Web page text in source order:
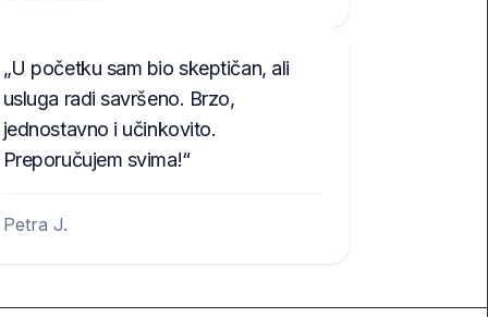
U početku sam bio skeptičan, ali
usluga radi savršeno. Brzo,
jednostavno i učinkovito.
Preporučujem svima!
Petra J.